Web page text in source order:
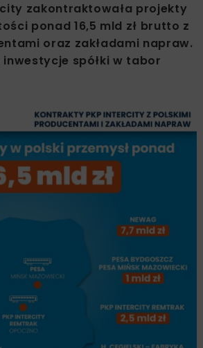
zakontraktowała projekty
ponad 16,5 mld zł brutto z
oraz zakładami napraw.
spółki w tabor